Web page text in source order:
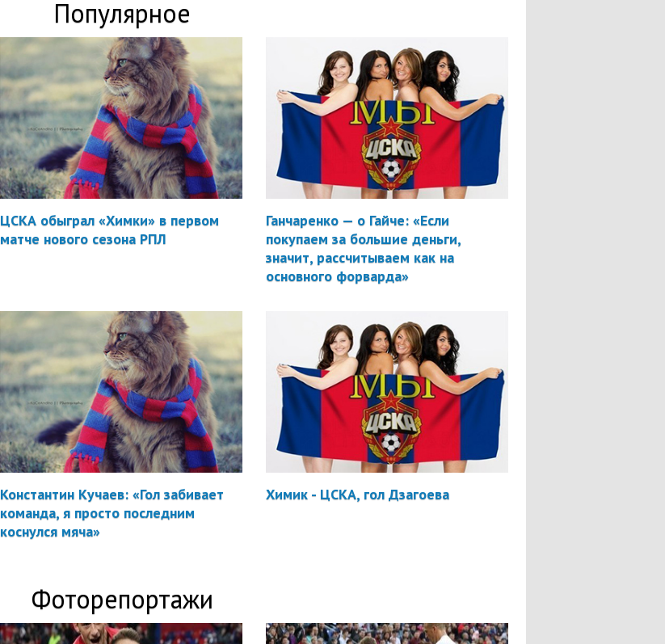
Популярное
ЦСКА обыграл «Химки» в первом
матче нового сезона РПЛ
Ганчаренко — о Гайче: «Если
покупаем за большие деньги,
значит, рассчитываем как на
основного форварда»
Константин Кучаев: «Гол забивает
команда, я просто последним
коснулся мяча»
Химик - ЦСКА, гол Дзагоева
Фоторепортажи